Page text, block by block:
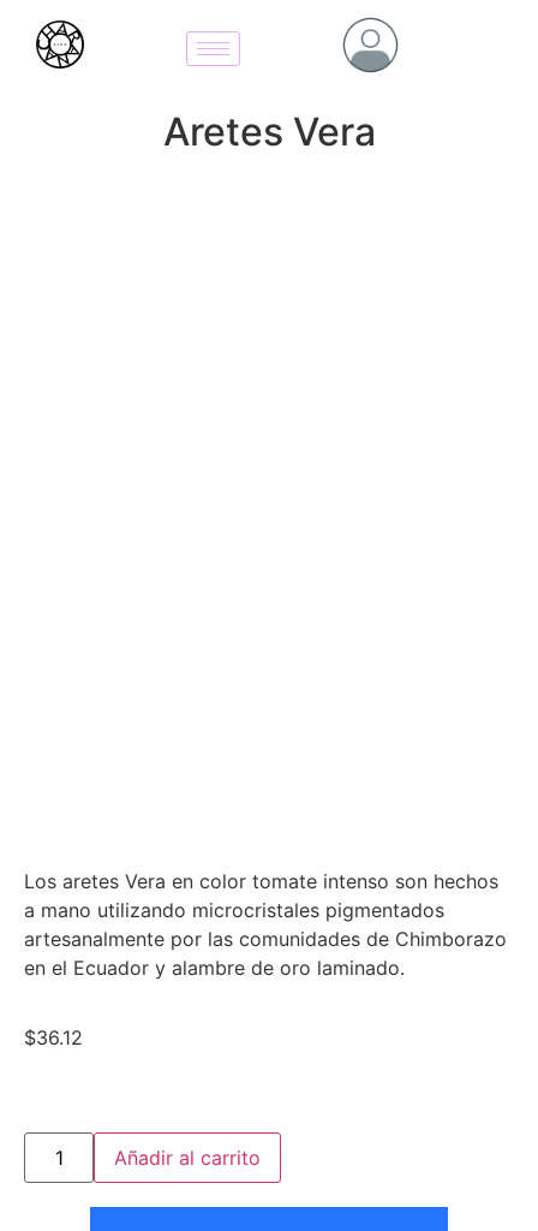
Aretes Vera
Los aretes Vera en color tomate intenso son hechos
a mano utilizando microcristales pigmentados
artesanalmente por las comunidades de Chimborazo
en el Ecuador y alambre de oro laminado.
$36.12
Añadir al carrito